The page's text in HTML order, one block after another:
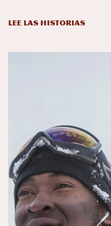
LEE LAS HISTORIAS